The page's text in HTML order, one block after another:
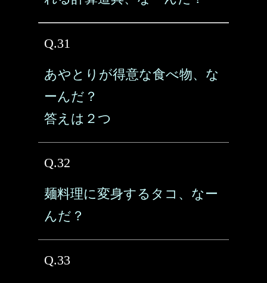
Q.31
あやとりが得意な食べ物、な
ーんだ？
答えは２つ
Q.32
麺料理に変身するタコ、なー
んだ？
Q.33